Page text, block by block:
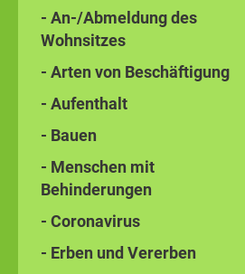
- An-/Abmeldung des
Wohnsitzes
- Arten von Beschäftigung
- Aufenthalt
- Bauen
- Menschen mit
Behinderungen
- Coronavirus
- Erben und Vererben